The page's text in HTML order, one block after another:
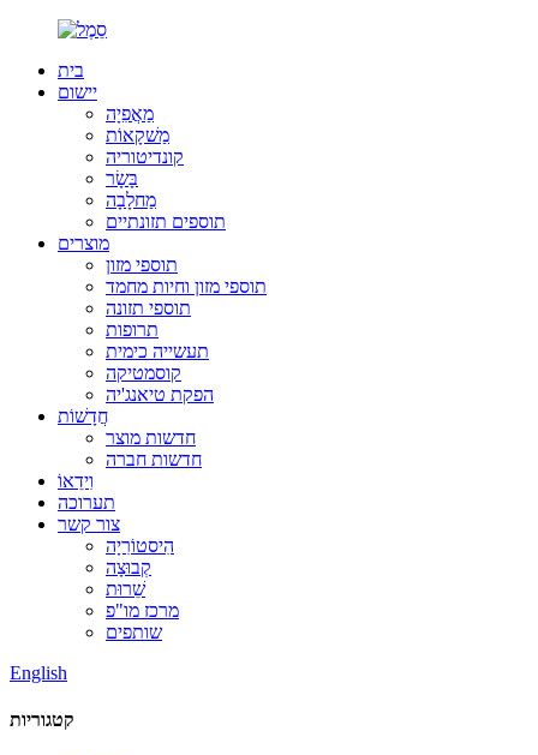
בית
יישום
מַאֲפִיָה
מַשׁקָאוֹת
קונדיטוריה
בָּשָׂר
מַחלָבָה
תוספים תזונתיים
מוצרים
תוספי מזון
תוספי מזון וחיות מחמד
תוספי תזונה
תרופות
תעשייה כימית
קוסמטיקה
הפקת טיאנג'יה
חֲדָשׁוֹת
חדשות מוצר
חדשות חברה
וִידֵאוֹ
תערוכה
צור קשר
הִיסטוֹרִיָה
קְבוּצָה
שֵׁרוּת
מרכז מו"פ
שותפים
English
קטגוריות